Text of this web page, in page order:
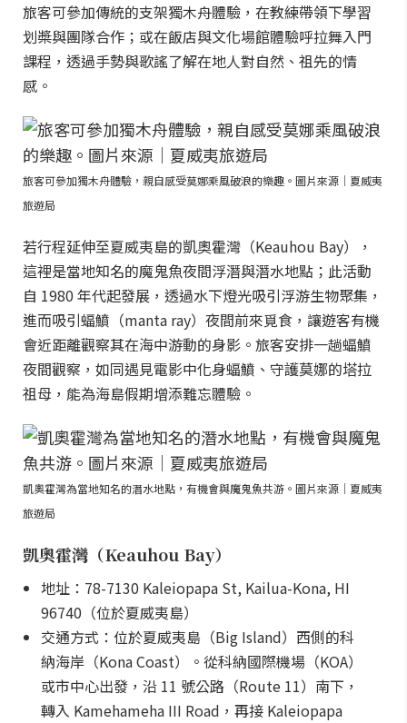
旅客可參加傳統的支架獨木舟體驗，在教練帶領下學習
划槳與團隊合作；或在飯店與文化場館體驗呼拉舞入門
課程，透過手勢與歌謠了解在地人對自然、祖先的情
感。
旅客可參加獨木舟體驗，親自感受莫娜乘風破浪的樂趣。圖片來源｜夏威夷
旅遊局
若行程延伸至夏威夷島的凱奧霍灣（Keauhou Bay），
這裡是當地知名的魔鬼魚夜間浮潛與潛水地點；此活動
自 1980 年代起發展，透過水下燈光吸引浮游生物聚集，
進而吸引蝠鱝（manta ray）夜間前來覓食，讓遊客有機
會近距離觀察其在海中游動的身影。旅客安排一趟蝠鱝
夜間觀察，如同遇見電影中化身蝠鱝、守護莫娜的塔拉
祖母，能為海島假期增添難忘體驗。
凱奧霍灣為當地知名的潛水地點，有機會與魔鬼魚共游。圖片來源｜夏威夷
旅遊局
凱奧霍灣（Keauhou Bay）
地址：78-7130 Kaleiopapa St, Kailua-Kona, HI
96740（位於夏威夷島）
交通方式：位於夏威夷島（Big Island）西側的科
納海岸（Kona Coast）。從科納國際機場（KOA）
或市中心出發，沿 11 號公路（Route 11）南下，
轉入 Kamehameha III Road，再接 Kaleiopapa